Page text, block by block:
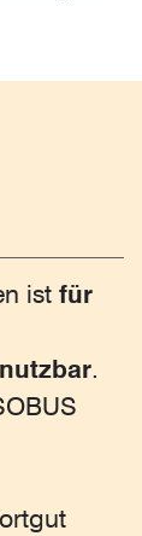
ist für
.